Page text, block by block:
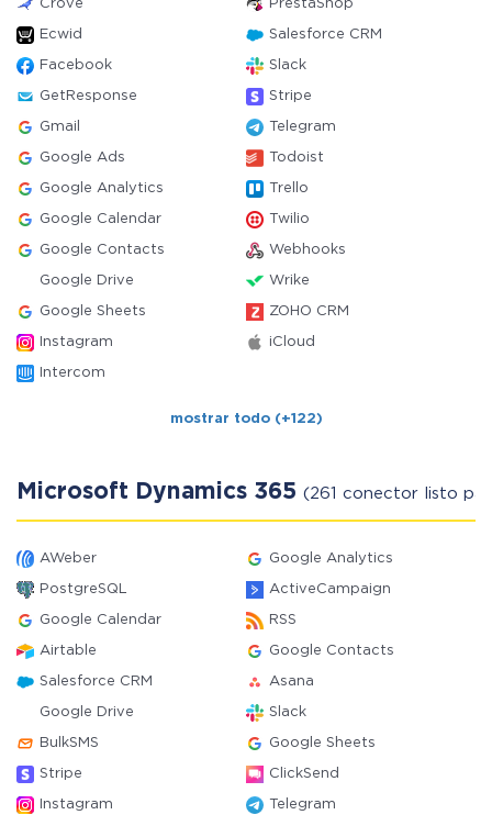
Crove PrestaShop
Ecwid Salesforce CRM
Facebook Slack
GetResponse Stripe
Gmail Telegram
Google Ads Todoist
Google Analytics Trello
Google Calendar Twilio
Google Contacts Webhooks
Google Drive Wrike
Google Sheets ZOHO CRM
Instagram iCloud
Intercom
mostrar todo (+122)
Microsoft Dynamics 365 (261 conector listo
AWeber Google Analytics
PostgreSQL ActiveCampaign
Google Calendar RSS
Airtable Google Contacts
Salesforce CRM Asana
Google Drive Slack
BulkSMS Google Sheets
Stripe ClickSend
Instagram Telegram